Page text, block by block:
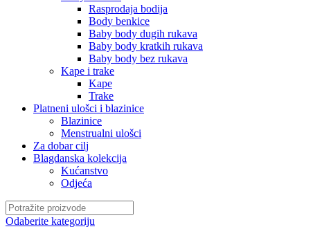
Rasprodaja bodija
Body benkice
Baby body dugih rukava
Baby body kratkih rukava
Baby body bez rukava
Kape i trake
Kape
Trake
Platneni ulošci i blazinice
Blazinice
Menstrualni ulošci
Za dobar cilj
Blagdanska kolekcija
Kućanstvo
Odjeća
Odaberite kategoriju